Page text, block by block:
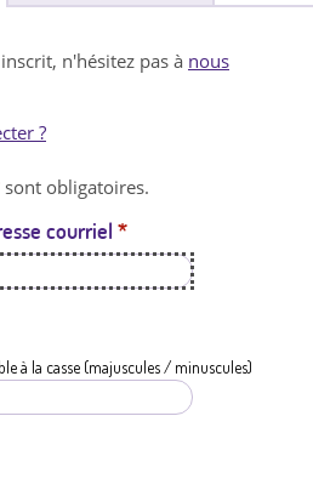
n'hésitez pas à nous
?
sont obligatoires.
courriel *
à la casse (majuscules / minuscules)